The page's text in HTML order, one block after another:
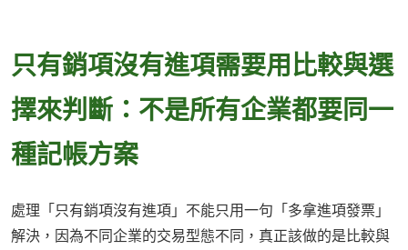
只有銷項沒有進項需要用比較與選
擇來判斷：不是所有企業都要同一
種記帳方案
處理「只有銷項沒有進項」不能只用一句「多拿進項發票」
解決，因為不同企業的交易型態不同，真正該做的是比較與